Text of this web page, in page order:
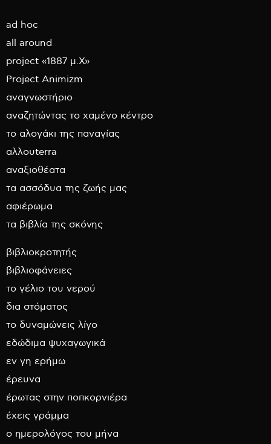
ad hoc
all around
project «1887 μ.Χ»
Project Animizm
αναγνωστήριο
αναζητώντας το χαμένο κέντρο
το αλογάκι της παναγίας
αλλουterra
αναξιοθέατα
τα ασσόδυα της ζωής μας
αφιέρωμα
τα βιβλία της σκόνης
βιβλιοκροτητής
βιβλιοφάνειες
το γέλιο του νερού
δια στόματος
το δυναμώνεις λίγο
εδώδιμα ψυχαγωγικά
εν γη ερήμω
έρευνα
έρωτας στην ποπκορνιέρα
έχεις γράμμα
ο ημερολόγος του μήνα